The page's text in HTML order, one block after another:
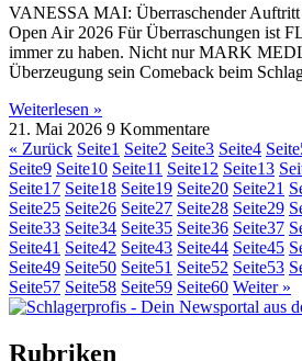
VANESSA MAI: Überraschender Auftritt
Open Air 2026 Für Überraschungen ist
immer zu haben. Nicht nur MARK
Überzeugung sein Comeback beim
Weiterlesen »
21. Mai 2026 9 Kommentare
« Zurück Seite1 Seite2 Seite3 Seite4 Seite
Seite9 Seite10 Seite11 Seite12 Seite13
Seite17 Seite18 Seite19 Seite20 Seite21
Seite25 Seite26 Seite27 Seite28 Seite29
Seite33 Seite34 Seite35 Seite36 Seite37
Seite41 Seite42 Seite43 Seite44 Seite45
Seite49 Seite50 Seite51 Seite52 Seite53
Seite57 Seite58 Seite59 Seite60 Weiter »
Rubriken